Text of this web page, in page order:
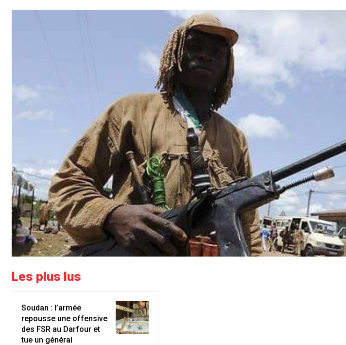
Les plus lus
Soudan : l’armée
repousse une offensive
des FSR au Darfour et
tue un général